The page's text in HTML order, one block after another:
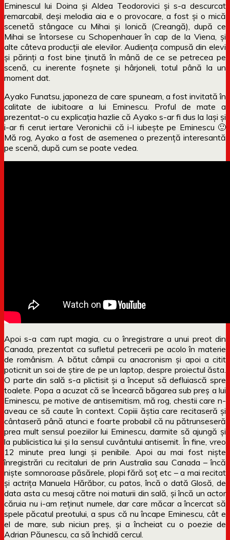
Eminescul lui Doina și Aldea Teodorovici și s-a descurcat
remarcabil, deși melodia aia e o provocare, a fost și o mică
scenetă stângace cu Mihai și Ionică (Creangă), după ce
Mihai se întorsese cu Schopenhauer în cap de la Viena, și
alte câteva producții ale elevilor. Audiența compusă din elevi
și părinți a fost bine ținută în mână de ce se petrecea pe
scenă, cu inerente foșnete și hârjoneli, totul până la un
moment dat.
Ayako Funatsu, japoneza de care spuneam, a fost invitată în
calitate de iubitoare a lui Eminescu. Proful de mate a
prezentat-o cu explicația hazlie că Ayako s-ar fi dus la Iași și
i-ar fi cerut iertare Veronichii că i-l iubește pe Eminescu 🙂
Mă rog, Ayako a fost de asemenea o prezență interesantă
pe scenă, după cum se poate vedea.
Apoi s-a cam rupt magia, cu o înregistrare a unui preot din
Canada, prezentat ca sufletul petrecerii pe acolo în materie
de românism. A bătut câmpii cu anacronism și apoi a citit
poticnit un soi de știre de pe un laptop, despre proiectul ăsta.
O parte din sală s-a plictisit și a început să defluiască spre
toalete. Popa a acuzat că se încearcă băgarea sub preș a lui
Eminescu, pe motive de antisemitism, mă rog, chestii care n-
aveau ce să caute în context. Copiii ăștia care recitaseră și
cântaseră până atunci e foarte probabil că nu pătrunseseră
prea mult sensul poeziilor lui Eminescu, darmite să ajungă și
la publicistica lui și la sensul cuvântului antisemit. În fine, vreo
12 minute prea lungi și penibile. Apoi au mai fost niște
înregistrări cu recitaluri de prin Australia sau Canada – încă
niște somnoroase păsărele, plopi fără soț etc – a mai recitat
și actrița Manuela Hărăbor, cu patos, încă o dată Glosă, de
data asta cu mesaj către noi maturii din sală, și încă un actor
căruia nu i-am reținut numele, dar care măcar a încercat să
spele păcatul preotului, a spus că nu încape Eminescu, cât e
el de mare, sub niciun preș, și a încheiat cu o poezie de
Adrian Păunescu, ca să închidă cercul.